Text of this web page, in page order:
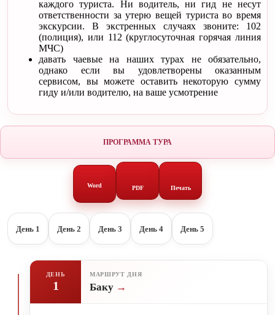
каждого туриста. Ни водитель, ни гид не несут
ответственности за утерю вещей туриста во время
экскурсии. В экстренных случаях звоните: 102
(полиция), или 112 (круглосуточная горячая линия
МЧС)
давать чаевые на наших турах не обязательно,
однако если вы удовлетворены оказанным
сервисом, вы можете оставить некоторую сумму
гиду и/или водителю, на ваше усмотрение
ПРОГРАММА ТУРА
Word PDF Печать
День 1 День 2 День 3 День 4 День 5
ДЕНЬ
1
МАРШРУТ ДНЯ
Баку